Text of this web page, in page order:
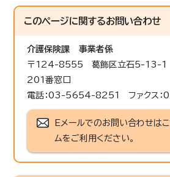
このページに関するお問い合わせ
介護保険課
事業者係
〒124-8555 葛飾区立石5-13-1
201番窓口
電話：03-5654-8251 ファクス
Eメールでのお問い合わせは
ムをご利用ください。